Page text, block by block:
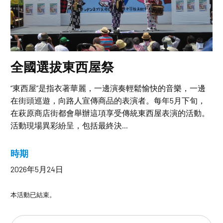
全國選拔東西屋祭
“東西屋”是指衣著華麗，一邊演奏輕鬆愉快的音樂，一邊
在街頭巡遊，向路人宣傳商品的表演者。每年5月下旬，
在萩原商店街都會舉辦這項享受傳統東西屋表演的活動。
活動現場異彩紛呈，包括最終決...
時期
2026年5月24日
本活動已結束。